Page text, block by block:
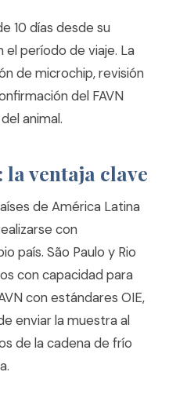
10 días desde su
el período de viaje. La
de microchip, revisión
del FAVN
animal.
la ventaja clave
de América Latina
con
país. São Paulo y Rio
con capacidad para
con estándares OIE,
enviar la muestra al
de la cadena de frío